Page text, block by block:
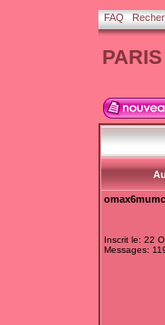
FAQ
Inscrit le: 22
Messages: